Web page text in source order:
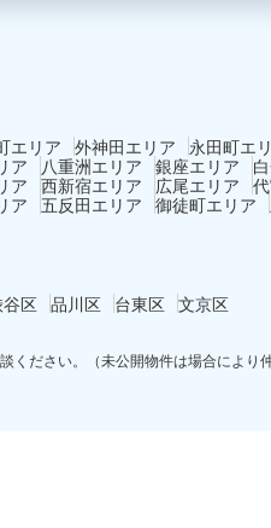
エリア 外神田エリア
永田町エ
ア 八重洲エリア 銀座エリア
ア 西新宿エリア 広尾エリア
ア 五反田エリア 御徒町エリア
区 品川区 台東区 文京区
ください。（未公開物件は場合により